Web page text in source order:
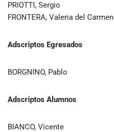
PRIOTTI, Sergio
FRONTERA, Valeria del Carmen
Adscriptos Egresados
BORGNINO, Pablo
Adscriptos Alumnos
BIANCO, Vicente